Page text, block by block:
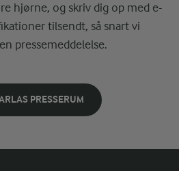
hjørne, og skriv dig op med e-
tilsendt, så snart vi
pressemeddelelse.
PRESSERUM